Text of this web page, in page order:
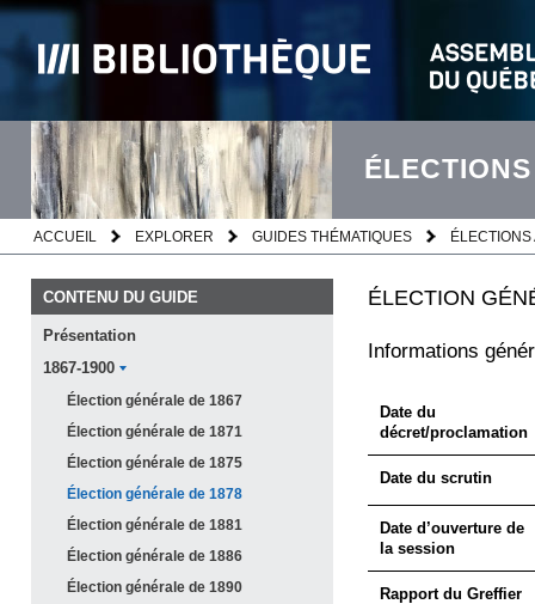
ACCUEIL EXPLORER GUIDES THÉMATIQUES
CONTENU DU GUIDE
Présentation
1867-1900
Élection générale de 1867
Élection générale de 1871
Élection générale de 1875
Élection générale de 1878
Élection générale de 1881
Élection générale de 1886
Élection générale de 1890
ÉLECTION
Informations
Date du
décret/proclamation
Date du scrutin
Date d’ouverture de
la session
Rapport du Greffier